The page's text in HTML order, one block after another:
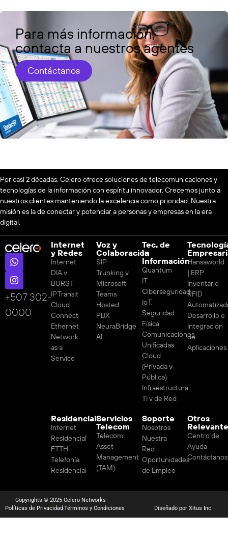
Para más información,
contacta a nuestros agentes
Contáctanos
Por casi 2 décadas, Celero ofrece soluciones de telecomunicaciones y
tecnologías de la información con espíritu innovador. Crecemos junto a
nuestros clientes manteniendo la excelencia como prioridad. Nuestra
misión es la de conectar y potenciar a personas y empresas en la era
digital.
‪+507 302-
0000
Internet
y Redes
Internet
DIA v
BURST
IP Transit
Cloud
Connect
Ethernet
Network
as a
Service
Voz y
Colaboración
SIP
Trunking v
Microsoft
Teams
Hosted
PBX
NeuraBridge
AI
Tec. de
la
Información
Quantum
IT
Ciberseguridad
IoT,
Seguridad
Física
Comunicaciones
Unificadas
Cloud
(Privada v
Pública)
Infraestructura
TI v de Red
Hansaworld
| ERP
Inventario
RFID
Desarrollo e
Integración
de
Aplicaciones
Residencial
Internet
Residencial
FTTH
Telefonía
Residencial
Servicios
Telecom
Telecom
Asset
Management
(TAM)
Soporte
Nosotros
Nuestra
Red
Oportunidades
de Empleo
Otros
Centro de
Ayuda
Contáctanos
Copyrights © 2025 Celero Networks
Políticas de Privacidad Términos y Condiciones Diseñado por Xitus Inc.